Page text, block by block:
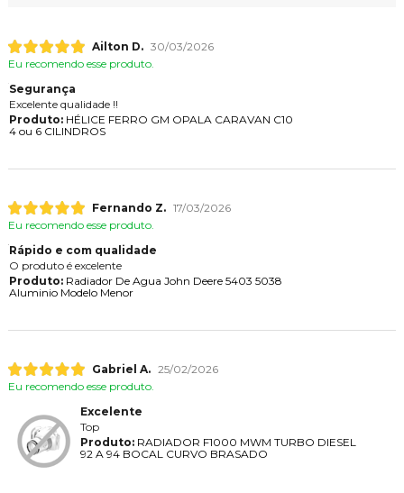
Ailton D. 30/03/2026
Eu recomendo esse produto.
Segurança
Excelente qualidade !!
Produto:HÉLICE FERRO GM OPALA CARAVAN C10
4 ou 6 CILINDROS
Fernando Z. 17/03/2026
Eu recomendo esse produto.
Rápido e com qualidade
O produto é excelente
Produto:Radiador De Agua John Deere 5403 5038
Aluminio Modelo Menor
Gabriel A. 25/02/2026
Eu recomendo esse produto.
Excelente
Top
Produto:RADIADOR F1000 MWM TURBO DIESEL
92 A 94 BOCAL CURVO BRASADO